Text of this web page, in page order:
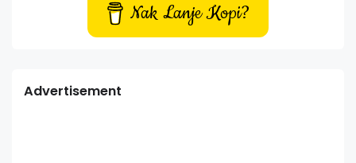
Nak Lanje Kopi?
Advertisement